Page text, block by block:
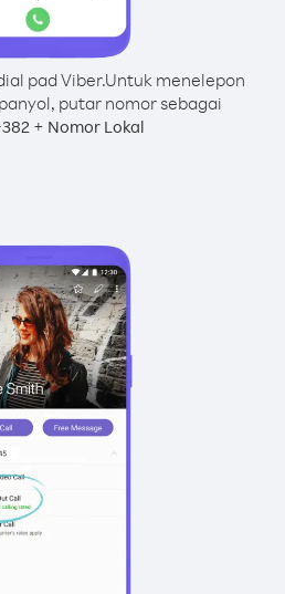
pad Viber.Untuk menelepon
putar nomor sebagai
382+ Nomor Lokal